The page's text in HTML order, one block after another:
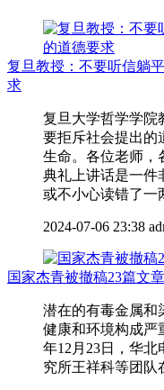
复旦教授：不要听信躺
求
复旦大学哲学学院
要拒斥社会提出的
生命。各位老师，
典礼上讲话是一件
或不小心读错了一
2024-07-06 23:38
国家杰青被撤稿23篇文
潜在的有毒金属和
健康和环境构成严
年12月23日，华
究所王祥科等团队